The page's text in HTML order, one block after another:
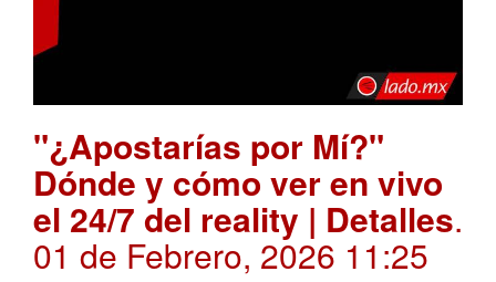
"¿Apostarías por Mí?"
Dónde y cómo ver en vivo
el 24/7 del reality | Detalles.
01 de Febrero, 2026 11:25